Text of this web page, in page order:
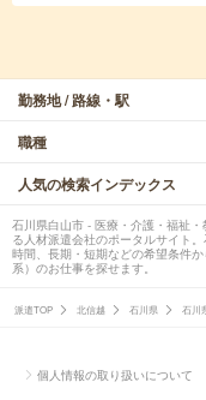
勤務地 / 路線・駅
職種
人気の検索インデックス
石川県白山市 - 医療・介護・福祉
る人材派遣会社のポータルサイト
時間、長期・短期などの希望条件
系）のお仕事を探せます。
派遣TOP 北信越 石川県 石川
個人情報の取り扱いについて